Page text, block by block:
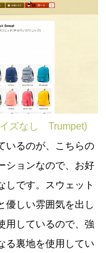
ズなし Trumpet)
いるのが、こちらの
ションなので、お好
しです。スウェット
優しい雰囲気を出し
用しているので、強
る裏地を使用してい